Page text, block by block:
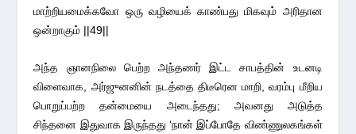
மாற்றியமைக்கவோ ஒரு வழியைக் காண்பது மிகவும் அரிதான
ஒன்றாகும் ||49||
அந்த ஞானநிலை பெற்ற அந்தணர் இட்ட சாபத்தின் உடனடி
விளைவாக, அர்ஜுனனின் நடத்தை திடீரென மாறி, வரம்பு மீறிய
பொறுப்பற்ற தன்மையை அடைந்தது; அவனது அடுத்த
சிந்தனை இதுவாக இருந்தது ‘நான் இப்போதே விண்ணுலகங்கள்